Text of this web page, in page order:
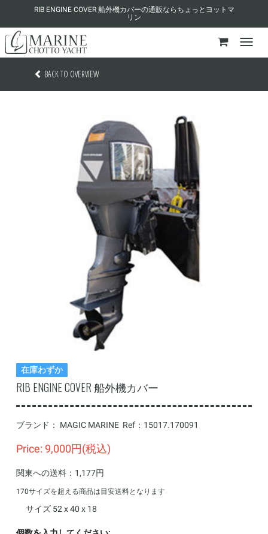
RIB ENGINE COVER 船外機カバーの通販ならちょっとヨットマ
リン
BACK TO OVERVIEW
在庫わずか
RIB ENGINE COVER 船外機カバー
ブランド： MAGIC MARINE Ref： 15017.170091
Price: 9,000円(税込)
関東への送料：1,177円
170サイズを超える商品は目安送料となります
サイズ 52 x 40 x 18